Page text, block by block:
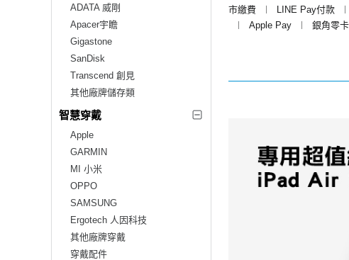
ADATA 威剛
Apacer宇瞻
Gigastone
SanDisk
Transcend 創見
其他廠牌儲存類
智慧穿戴
Apple
GARMIN
MI 小米
OPPO
SAMSUNG
Ergotech 人因科技
其他廠牌穿戴
穿戴配件
市繳費
︱ LINE Pay付款 ︱
︱
Apple Pay ︱ 銀角零